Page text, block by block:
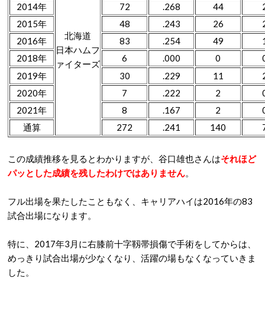
北海道
日本ハムフ
ァイターズ
2014年
72 .268 44
2015年
48 .243 26
2016年
83 .254 49
2018年
6 .000 0
2019年
30 .229 11
2020年
7 .222 2
2021年
8 .167 2
通算
272 .241 140
この成績推移を見るとわかりますが、谷口雄也さんはそれほど
パッとした成績を残したわけではありません。
フル出場を果たしたこともなく、キャリアハイは2016年の83
試合出場になります。
特に、2017年3月に右膝前十字靱帯損傷で手術をしてからは、
めっきり試合出場が少なくなり、活躍の場もなくなっていきま
した。